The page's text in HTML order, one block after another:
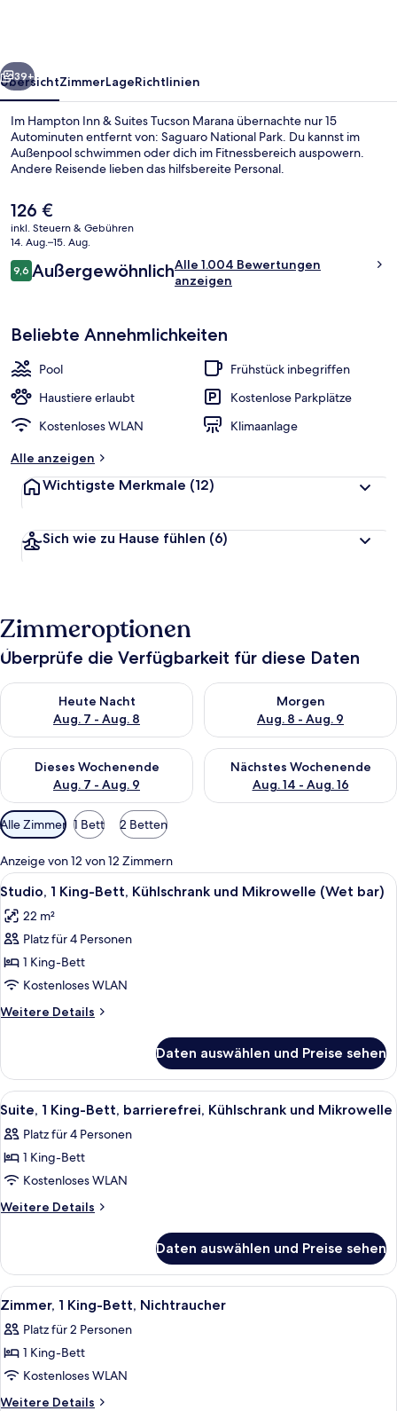
Lobby
Weiter
39+
ÜbersichtZimmerLageRichtlinien
Im Hampton Inn & Suites Tucson Marana übernachte nur 15
Autominuten entfernt von: Saguaro National Park. Du kannst im
Außenpool schwimmen oder dich im Fitnessbereich auspowern.
Andere Reisende lieben das hilfsbereite Personal.
Der
aktuelle
Preis
126 €.
126 €
inkl. Steuern & Gebühren
14. Aug.–15. Aug.
Bewertungen
9,69,6 von 10.
AußergewöhnlichAlle 1.004 Bewertungen
anzeigen
Beliebte Annehmlichkeiten
Pool
Frühstück inbegriffen
Haustiere erlaubt
Kostenlose Parkplätze
Kostenloses WLAN
Klimaanlage
Alle anzeigen
Wichtigste Merkmale (12)
Sich wie zu Hause fühlen (6)
Zimmeroptionen
Überprüfe die Verfügbarkeit für diese Daten
Heute Nacht
Aug. 7 - Aug. 8
Überprüfe die Verfügbarkeit für heute Nacht, Aug. 7 - Aug. 8.
Morgen
Aug. 8 - Aug. 9
Überprüfe die Verfügbarkeit
Dieses Wochenende
Aug. 7 - Aug. 9
Überprüfe die Verfügbarkeit für dieses Wochenende, Aug. 7
Nächstes Wochenende
Aug. 14 - Aug. 16
Überprüfe die Verfügbarkeit
Verfügbare
Filter
für
Zimmer
Alle Zimmer 1 Bett 2 Betten
Anzeige von 12 von 12 Zimmern
Alle
Fotos
für
Studio,
1 King-
Bett,
Kühlschrank
und
(Wet
bar)
anzeigen
Ein Hotelzimmer mit Bett,
4
Studio, 1 King-Bett, Kühlschrank und Mikrowelle (Wet bar)
22 m²
Platz für 4 Personen
1 King-Bett
Kostenloses WLAN
Weitere Details
Weitere
1 King-
Bett,
Kühlschrank
Mikrowelle
(Wet
Daten auswählen und Preise sehen
Alle
Fotos
für
Suite,
1 King-
Bett,
und
Mikrowelle
anzeigen
Ein modernes Hotelzimmer mit
3
Suite, 1 King-Bett, barrierefrei, Kühlschrank und Mikrowelle
Platz für 4 Personen
1 King-Bett
Kostenloses WLAN
Weitere Details
Weitere
1 King-
Bett,
barrierefrei,
und
Mikrowelle
Daten auswählen und Preise sehen
Alle
Fotos
für
Zimmer,
1 King-
Bett,
Ein modernes Hotelzimmer mit
4
Zimmer, 1 King-Bett, Nichtraucher
Platz für 2 Personen
1 King-Bett
Kostenloses WLAN
Weitere Details
Weitere